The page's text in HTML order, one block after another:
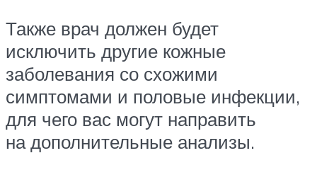
Также врач должен будет
исключить другие кожные
заболевания со схожими
симптомами и половые инфекции,
для чего вас могут направить
на дополнительные анализы.